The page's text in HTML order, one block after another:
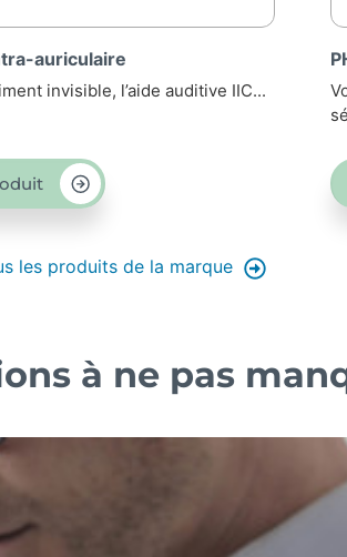
UP
d’une perte d’audition
les produits de la marque
à ne pas